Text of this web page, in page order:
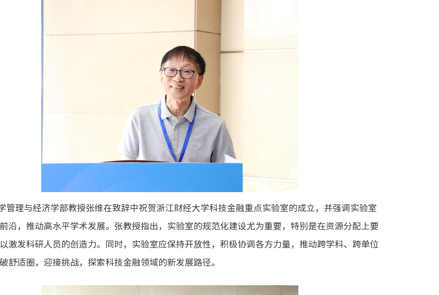
管理与经济学部教授张维在致辞中祝贺浙江财经大学科技金融重点实验室的成立，并强调实验室
沿，推动高水平学术发展。张教授指出，实验室的规范化建设尤为重要，特别是在资源分配上要
激发科研人员的创造力。同时，实验室应保持开放性，积极协调各方力量，推动跨学科、跨单位
舒适圈，迎接挑战，探索科技金融领域的新发展路径。